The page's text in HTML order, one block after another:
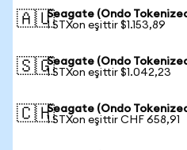
🇦🇺Seagate (Ondo
1 STXon eşittir $1.153,89
🇸🇬Seagate (Ondo
1 STXon eşittir $1.042,23
🇨🇭Seagate (Ondo
1 STXon eşittir CHF 658,91